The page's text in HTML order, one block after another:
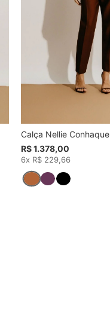
Calça Nellie Conhaque
R$ 1.378,00
6x R$ 229,66